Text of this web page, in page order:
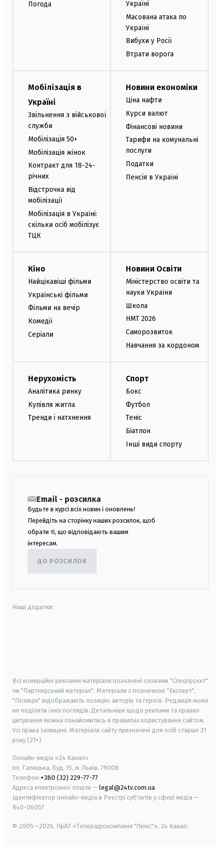
Погода
Україні
Масована атака по
Україні
Вибухи у Росії
Втрати ворога
Мобілізація в
Україні
Звільнення з військової
служби
Мобілізація 50+
Мобілізація жінок
Контракт для 18-24-
річних
Відстрочка від
мобілізації
Мобілізація в Україні:
скільки осіб мобілізує
ТЦК
Новини економіки
Ціна нафти
Курси валют
Фінансові новини
Тарифи на комунальні
послуги
Податки
Пенсія в Україні
Кіно
Найцікавіші фільми
Українські фільми
Фільми на вечір
Комедії
Серіали
Новини Освіти
Міністерство освіти та
науки України
Школа
НМТ 2026
Саморозвиток
Навчання за кордоном
Нерухомість
Аналітика ринку
Купівля житла
Тренди і натхнення
Спорт
Бокс
Футбол
Теніс
Біатлон
Інші види спорту
Email - розсилка
Будьте в курсі всіх новин і оновлень!
Перейдіть на сторінку наших розсилок, щоб
обрати ті, що відповідають вашим
інтересам.
ДО РОЗСИЛОК
Наші додатки:
Всі комерційні рекламні матеріали позначені словами "Спецпроєкт"
чи "Партнерський матеріал". Матеріали з позначкою "Експерт",
"Позиція" відображають позицію авторів та героїв. Редакція може
не поділяти їхніх поглядів. Детальніше щодо реклами та правил
цитування можна ознайомитись в правилах користування сайтом.
Усі права захищені. Матеріали сайту призначені для осіб старше 21
року (21+)
Онлайн-медіа «24 Канал»
пл. Галицька, буд. 15, м. Львів, 79008
Телефон +380 (32) 229-77-77
Адреса електронної пошти — legal@24tv.com.ua
Ідентифікатор онлайн-медіа в Реєстрі суб'єктів у сфері медіа —
R40-06057
© 2005—2026, ПрАТ «Телерадіокомпанія "Люкс"», 24 Канал.